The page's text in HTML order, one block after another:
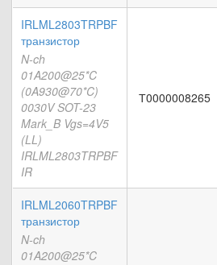
IRLML2803TRPBF
транзистор
N-ch
01A200@25*C
(0A930@70*C)
0030V SOT-23
Mark_B Vgs=4V5
(LL)
IRLML2803TRPBF
IR
Т0000008265
IRLML2060TRPBF
транзистор
N-ch
01A200@25*C